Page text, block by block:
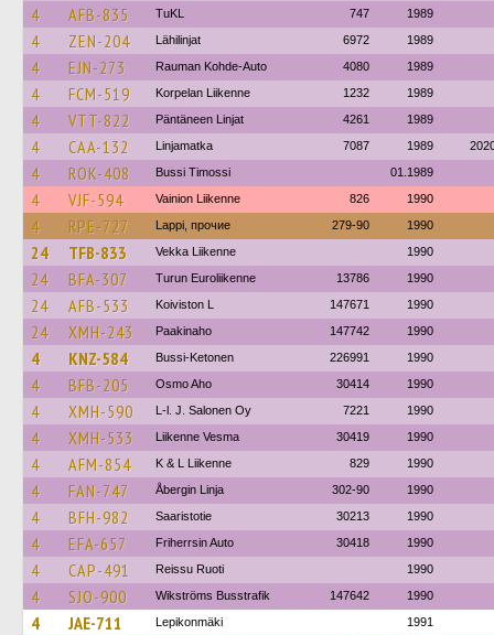
4 AFB-835 TuKL 747 1989
4 ZEN-204 Lähilinjat 6972 1989
4 EJN-273 Rauman Kohde-Auto 4080 1989
4 FCM-519 Korpelan Liikenne 1232 1989
4 VTT-822 Päntäneen Linjat 4261 1989
4 CAA-132 Linjamatka 7087 1989
4 ROK-408 Bussi Timossi 01.1989
4 VJF-594 Vainion Liikenne 826 1990
4 RPE-727 Lappi, прочие 279-90 1990
24 TFB-833 Vekka Liikenne 1990
24 BFA-307 Turun Euroliikenne 13786 1990
24 AFB-533 Koiviston L 147671 1990
24 XMH-243 Paakinaho 147742 1990
4 KNZ-584 Bussi-Ketonen 226991 1990
4 BFB-205 Osmo Aho 30414 1990
4 XMH-590 L-l. J. Salonen Oy 7221 1990
4 XMH-533 Liikenne Vesma 30419 1990
4 AFM-854 K & L Liikenne 829 1990
4 FAN-747 Åbergin Linja 302-90 1990
4 BFH-982 Saaristotie 30213 1990
4 EFA-657 Friherrsin Auto 30418 1990
4 CAP-491 Reissu Ruoti 1990
4 SJO-900 Wikströms Busstrafik 147642 1990
4 JAE-711 Lepikonmäki 1991